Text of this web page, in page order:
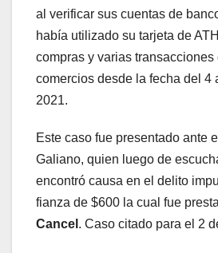
al verificar sus cuentas de
había utilizado su tarjeta de
compras y varias transacciones
comercios desde la fecha del 4
2021.
Este caso fue presentado ante
Galiano, quien luego de
encontró causa en el delito
fianza de $600 la cual fue
Cancel . Caso citado para el 2